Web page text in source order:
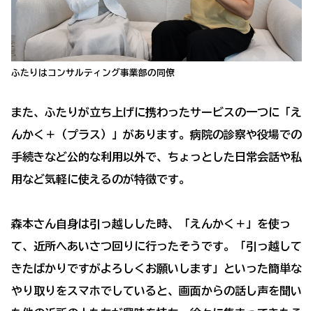
ふたりはコンサルティング事業部の同僚
また、ふたりが立ち上げに携わったサービスの一つに「え
んかく＋（プラス）」があります。病院の診察や役場での
手続きなど公的な利用以外で、ちょっとした日常会話や私
用など気軽に使えるのが特徴です。
森本さん自身は引っ越しした時、「えんかく＋」を使っ
て、近所へあいさつ回りに行ったそうです。「引っ越して
きたばかりですがよろしくお願いします」といった簡単な
やり取りをスマホでしていると、画面からの話し声を聞い